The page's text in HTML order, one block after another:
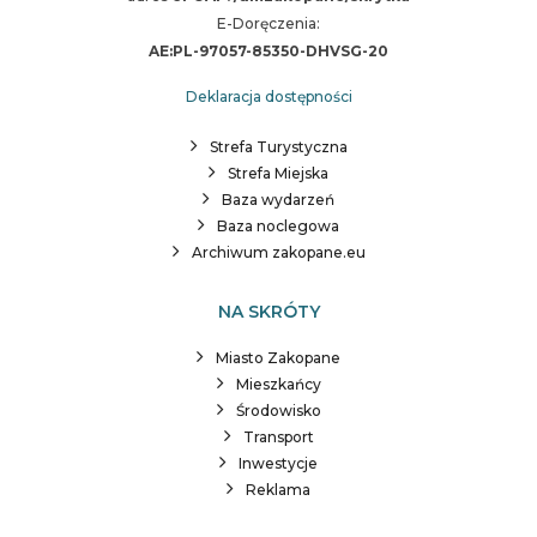
E-Doręczenia:
AE:PL-97057-85350-DHVSG-20
Deklaracja dostępności
Strefa Turystyczna
Strefa Miejska
Baza wydarzeń
Baza noclegowa
Archiwum zakopane.eu
NA SKRÓTY
Miasto Zakopane
Mieszkańcy
Środowisko
Transport
Inwestycje
Reklama